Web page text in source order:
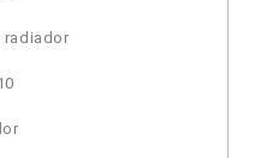
radiador